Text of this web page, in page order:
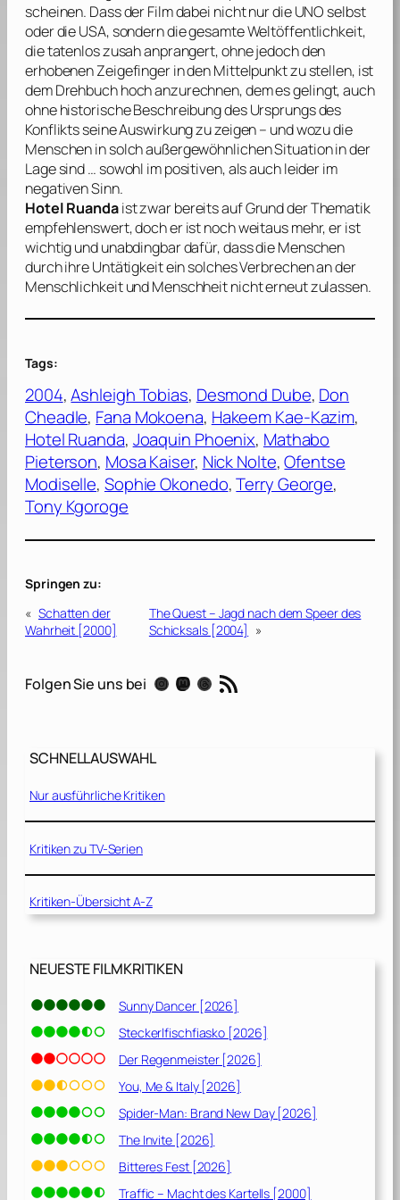
scheinen. Dass der Film dabei nicht nur die UNO selbst
oder die USA, sondern die gesamte Weltöffentlichkeit,
die tatenlos zusah anprangert, ohne jedoch den
erhobenen Zeigefinger in den Mittelpunkt zu stellen, ist
dem Drehbuch hoch anzurechnen, dem es gelingt, auch
ohne historische Beschreibung des Ursprungs des
Konflikts seine Auswirkung zu zeigen – und wozu die
Menschen in solch außergewöhnlichen Situation in der
Lage sind … sowohl im positiven, als auch leider im
negativen Sinn.
Hotel Ruandaist zwar bereits auf Grund der Thematik
empfehlenswert, doch er ist noch weitaus mehr, er ist
wichtig und unabdingbar dafür, dass die Menschen
durch ihre Untätigkeit ein solches Verbrechen an der
Menschlichkeit und Menschheit nicht erneut zulassen.
Tags:
2004, Ashleigh Tobias, Desmond Dube, Don
Cheadle, Fana Mokoena, Hakeem Kae-Kazim
Hotel Ruanda, Joaquin Phoenix, Mathabo
Pieterson, Mosa Kaiser, Nick Nolte, Ofentse
Modiselle, Sophie Okonedo, Terry George
Tony Kgoroge
Springen zu:
« Schatten der
Wahrheit [2000]
The Quest – Jagd nach dem Speer des
Schicksals [2004] »
Folgen Sie uns bei Instagram Mastodon Threads RSS-Feed
SCHNELLAUSWAHL
Nur ausführliche Kritiken
Kritiken zu TV-Serien
Kritiken-Übersicht A-Z
NEUESTE FILMKRITIKEN
Sunny Dancer [2026]
Steckerlfischfiasko [2026]
Der Regenmeister [2026]
You, Me & Italy [2026]
Spider-Man: Brand New Day [2026]
The Invite [2026]
Bitteres Fest [2026]
Traffic – Macht des Kartells [2000]